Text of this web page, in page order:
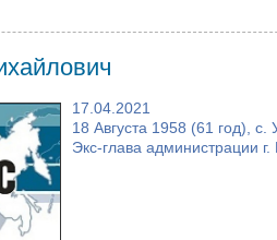
17.04.2021
18 Августа 1958 (61 год),
Экс-глава администрации